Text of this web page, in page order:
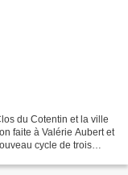
du Cotentin et la ville
faite à Valérie Aubert et
cycle de trois